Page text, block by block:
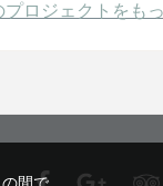
プロジェクトをも